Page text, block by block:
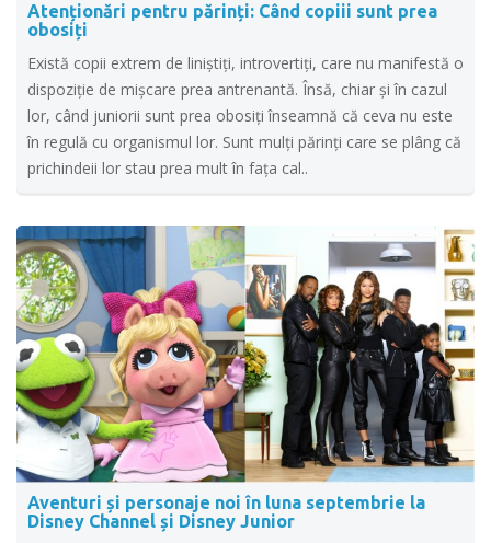
Atenționări pentru părinți: Când copiii sunt prea
obosiți
Există copii extrem de liniștiți, introvertiți, care nu manifestă o
dispoziție de mișcare prea antrenantă. Însă, chiar și în cazul
lor, când juniorii sunt prea obosiți înseamnă că ceva nu este
în regulă cu organismul lor. Sunt mulți părinți care se plâng că
prichindeii lor stau prea mult în faţa cal..
Aventuri și personaje noi în luna septembrie la
Disney Channel și Disney Junior